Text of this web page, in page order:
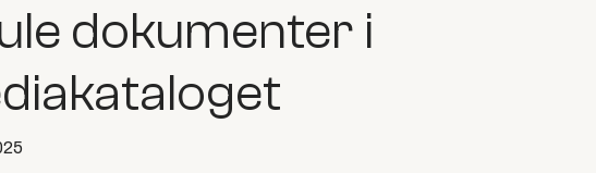
dokumenter i